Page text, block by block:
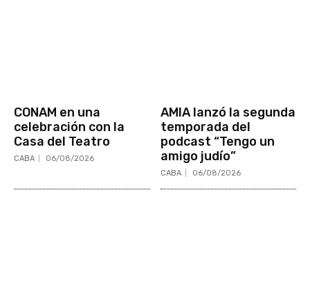
CONAM en una
celebración con la
Casa del Teatro
CABA 06/08/2026
AMIA lanzó la segunda
temporada del
podcast “Tengo un
amigo judío”
CABA 06/08/2026